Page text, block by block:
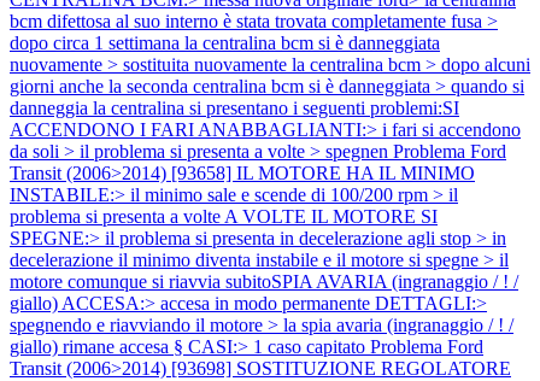
bcm difettosa al suo interno è stata trovata completamente fusa >
dopo circa 1 settimana la centralina bcm si è danneggiata
nuovamente > sostituita nuovamente la centralina bcm > dopo alcuni
giorni anche la seconda centralina bcm si è danneggiata > quando si
danneggia la centralina si presentano i seguenti problemi:SI
ACCENDONO I FARI ANABBAGLIANTI:> i fari si accendono
da soli > il problema si presenta a volte > spegnen Problema Ford
Transit (2006>2014) [93658] IL MOTORE HA IL MINIMO
INSTABILE:> il minimo sale e scende di 100/200 rpm > il
problema si presenta a volte A VOLTE IL MOTORE SI
SPEGNE:> il problema si presenta in decelerazione agli stop > in
decelerazione il minimo diventa instabile e il motore si spegne > il
motore comunque si riavvia subitoSPIA AVARIA (ingranaggio / ! /
giallo) ACCESA:> accesa in modo permanente DETTAGLI:>
spegnendo e riavviando il motore > la spia avaria (ingranaggio / ! /
giallo) rimane accesa § CASI:> 1 caso capitato Problema Ford
Transit (2006>2014) [93698] SOSTITUZIONE REGOLATORE